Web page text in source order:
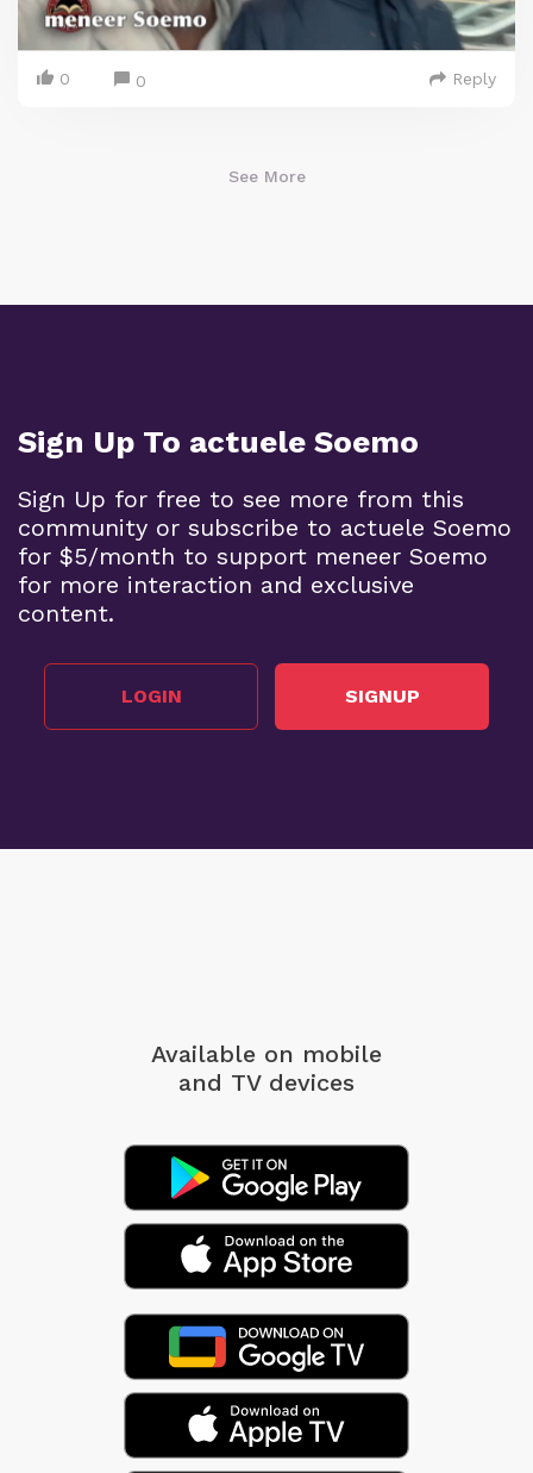
0 0 Reply
See More
Sign Up To actuele Soemo
Sign Up for free to see more from this
community or subscribe to actuele Soemo
for $5/month to support meneer Soemo
for more interaction and exclusive
content.
LOGIN SIGNUP
Available on mobile
and TV devices